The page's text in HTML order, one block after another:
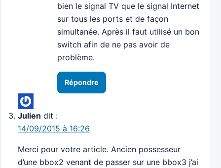
bien le signal TV que le signal Internet
sur tous les ports et de façon
simultanée. Après il faut utilisé un bon
switch afin de ne pas avoir de
problème.
Répondre
Julien dit :
14/09/2015 à 16:26
Merci pour votre article. Ancien possesseur
d’une bbox2 venant de passer sur une bbox3 j’ai